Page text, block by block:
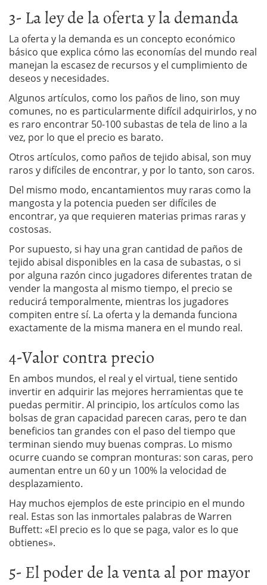
3- La ley de la oferta y la demanda
La oferta y la demanda es un concepto económico
básico que explica cómo las economías del mundo real
manejan la escasez de recursos y el cumplimiento de
deseos y necesidades.
Algunos artículos, como los paños de lino, son muy
comunes, no es particularmente difícil adquirirlos, y no
es raro encontrar 50-100 subastas de tela de lino a la
vez, por lo que el precio es barato.
Otros artículos, como paños de tejido abisal, son muy
raros y difíciles de encontrar, y por lo tanto, son caros.
Del mismo modo, encantamientos muy raras como la
mangosta y la potencia pueden ser difíciles de
encontrar, ya que requieren materias primas raras y
costosas.
Por supuesto, si hay una gran cantidad de paños de
tejido abisal disponibles en la casa de subastas, o si
por alguna razón cinco jugadores diferentes tratan de
vender la mangosta al mismo tiempo, el precio se
reducirá temporalmente, mientras los jugadores
compiten entre sí. La oferta y la demanda funciona
exactamente de la misma manera en el mundo real.
4-Valor contra precio
En ambos mundos, el real y el virtual, tiene sentido
invertir en adquirir las mejores herramientas que te
puedas permitir. Al principio, los artículos como las
bolsas de gran capacidad parecen caras, pero te dan
beneficios tan grandes con el paso del tiempo que
terminan siendo muy buenas compras. Lo mismo
ocurre cuando se compran monturas: son caras, pero
aumentan entre un 60 y un 100% la velocidad de
desplazamiento.
Hay muchos ejemplos de este principio en el mundo
real. Estas son las inmortales palabras de Warren
Buffett: «El precio es lo que se paga, valor es lo que
obtienes».
5- El poder de la venta al por mayor